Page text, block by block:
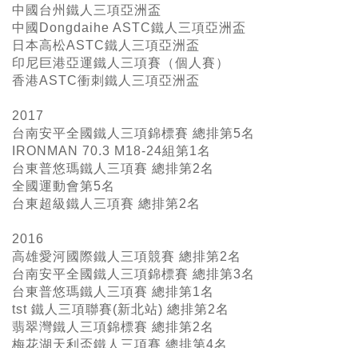
中國台州鐵人三項亞洲盃
中國Dongdaihe ASTC鐵人三項亞洲盃
日本高松ASTC鐵人三項亞洲盃
印尼巨港亞運鐵人三項賽（個人賽）
香港ASTC衝刺鐵人三項亞洲盃
2017
台南安平全國鐵人三項錦標賽 總排第5名
IRONMAN 70.3 M18-24組第1名
台東普悠瑪鐵人三項賽 總排第2名
全國運動會第5名
台東超級鐵人三項賽 總排第2名
2016
高雄愛河國際鐵人三項競賽 總排第2名
台南安平全國鐵人三項錦標賽 總排第3名
台東普悠瑪鐵人三項賽 總排第1名
tst 鐵人三項聯賽(新北站) 總排第2名
翡翠灣鐵人三項錦標賽 總排第2名
梅花湖天利盃鐵人三項賽 總排第4名